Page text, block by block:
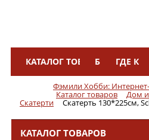
КАТАЛОГ ТОВАРОВБРЕНДЫ
ГДЕ
Фэмили Хобби:
Каталог товаров Дом
Скатерти Скатерть 130*225см,
КАТАЛОГ ТОВАРОВ